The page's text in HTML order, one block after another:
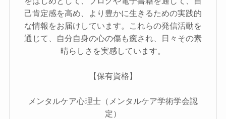
己肯定感を高め、より豊かに生きるための実践的
な情報をお届けしています。これらの発信活動を
通じて、自分自身の心の傷も癒され、日々その素
晴らしさを実感しています。
【保有資格】
メンタルケア心理士（メンタルケア学術学会認
定）